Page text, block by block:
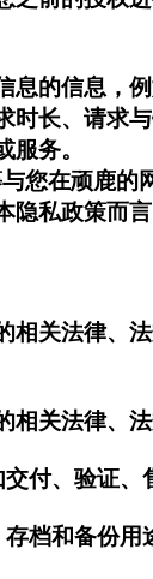
的信息，
长、请求
务。
您在顽鹿
私政策而
关法律、
关法律、
付、验证、
档和备份